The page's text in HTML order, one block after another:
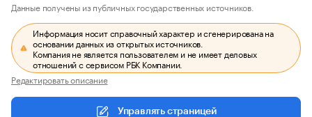
Данные получены из публичных государственных источников.
Информация носит справочный характер и сгенерирована на
основании данных из открытых источников.
Компания не является пользователем и не имеет деловых
отношений с сервисом РБК Компании.
Редактировать описание
Управлять страницей